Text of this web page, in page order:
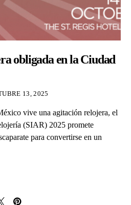
obligada en la Ciudad
13, 2025
vive una agitación relojera, el
(SIAR) 2025 promete
para convertirse en un